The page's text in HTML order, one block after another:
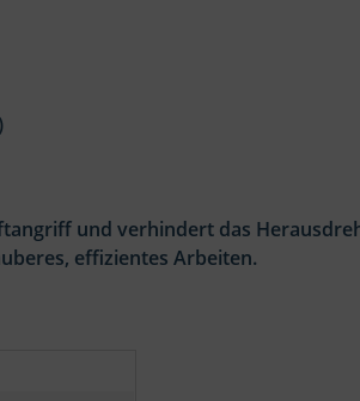
und verhindert das
effizientes Arbeiten.